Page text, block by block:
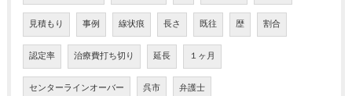
見積もり 事例 線状痕 長さ 既往 歴 割合
認定率 治療費打ち切り 延長 １ヶ月
センターラインオーバー 呉市 弁護士